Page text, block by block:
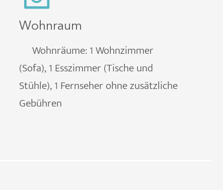
Wohnraum
Wohnräume: 1 Wohnzimmer
(Sofa), 1 Esszimmer (Tische und
Stühle), 1 Fernseher ohne zusätzliche
Gebühren